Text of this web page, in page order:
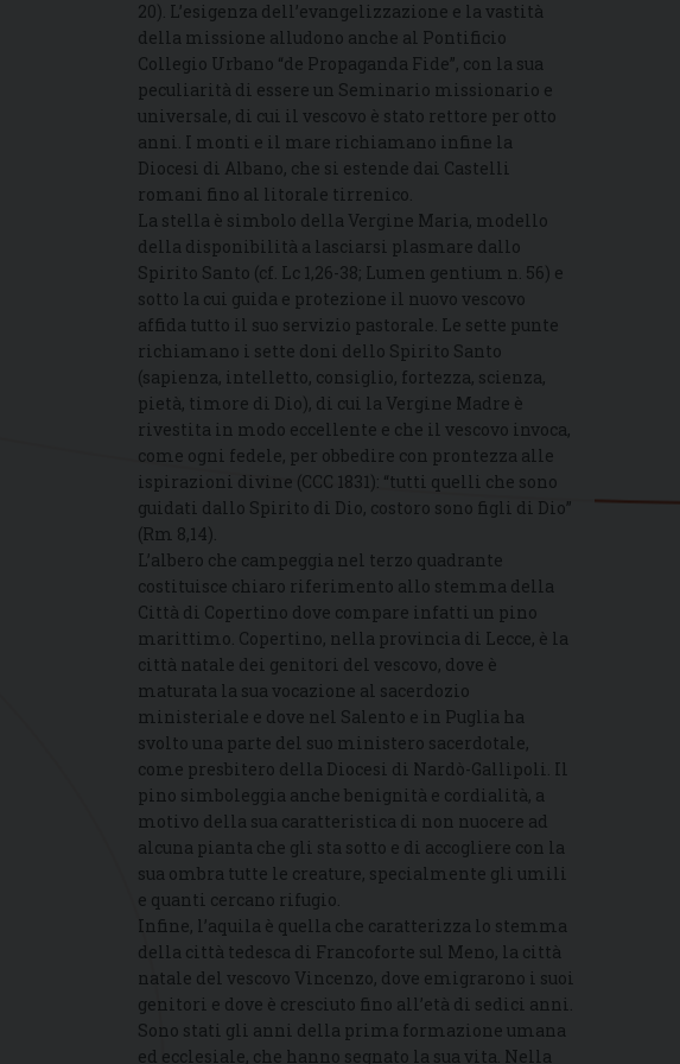
20). L’esigenza dell’evangelizzazione e la vastità
della missione alludono anche al Pontificio
Collegio Urbano “de Propaganda Fide”, con la sua
peculiarità di essere un Seminario missionario e
universale, di cui il vescovo è stato rettore per otto
anni. I monti e il mare richiamano infine la
Diocesi di Albano, che si estende dai Castelli
romani fino al litorale tirrenico.
La stella è simbolo della Vergine Maria, modello
della disponibilità a lasciarsi plasmare dallo
Spirito Santo (cf. Lc 1,26-38; Lumen gentium n. 56) e
sotto la cui guida e protezione il nuovo vescovo
affida tutto il suo servizio pastorale. Le sette punte
richiamano i sette doni dello Spirito Santo
(sapienza, intelletto, consiglio, fortezza, scienza,
pietà, timore di Dio), di cui la Vergine Madre è
rivestita in modo eccellente e che il vescovo invoca,
come ogni fedele, per obbedire con prontezza alle
ispirazioni divine (CCC 1831): “tutti quelli che sono
guidati dallo Spirito di Dio, costoro sono figli di Dio”
(Rm 8,14).
L’albero che campeggia nel terzo quadrante
costituisce chiaro riferimento allo stemma della
Città di Copertino dove compare infatti un pino
marittimo. Copertino, nella provincia di Lecce, è la
città natale dei genitori del vescovo, dove è
maturata la sua vocazione al sacerdozio
ministeriale e dove nel Salento e in Puglia ha
svolto una parte del suo ministero sacerdotale,
come presbitero della Diocesi di Nardò-Gallipoli. Il
pino simboleggia anche benignità e cordialità, a
motivo della sua caratteristica di non nuocere ad
alcuna pianta che gli sta sotto e di accogliere con la
sua ombra tutte le creature, specialmente gli umili
e quanti cercano rifugio.
Infine, l’aquila è quella che caratterizza lo stemma
della città tedesca di Francoforte sul Meno, la città
natale del vescovo Vincenzo, dove emigrarono i suoi
genitori e dove è cresciuto fino all’età di sedici anni.
Sono stati gli anni della prima formazione umana
ed ecclesiale, che hanno segnato la sua vita. Nella